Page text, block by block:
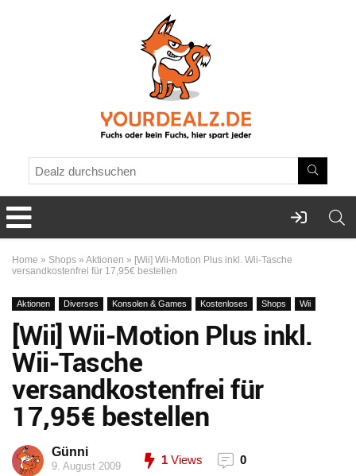
Home » Shops » Aktionen » [Wii] Wii-Motion Plus inkl. Wii-Tasche
versandkostenfrei für 17,95€ bestellen
Aktionen Diverses Konsolen & Games Kostenloses Shops Wii
[Wii] Wii-Motion Plus inkl.
Wii-Tasche
versandkostenfrei für
17,95€ bestellen
Günni
9. August 2009 1 Views 0